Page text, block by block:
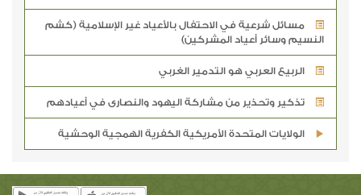
مسائل شرعية في الاحتفال بالأعياد غير الإسلامية (كشم
النسيم وسائر أعياد المشركين)
الربيع العربي هو التدمير الغربي
تذكير وتحذير من مشاركة اليهود والنصارى في أعيادهم
الولايات المتحدة الأمريكية الكفرية الهمجية الوحشية